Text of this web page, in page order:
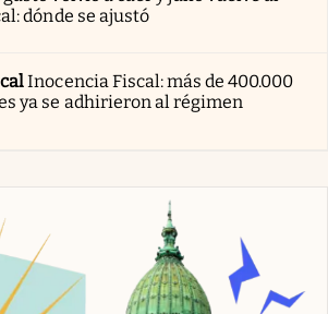
dónde se ajustó
Inocencia Fiscal: más de 400.000
ya se adhirieron al régimen